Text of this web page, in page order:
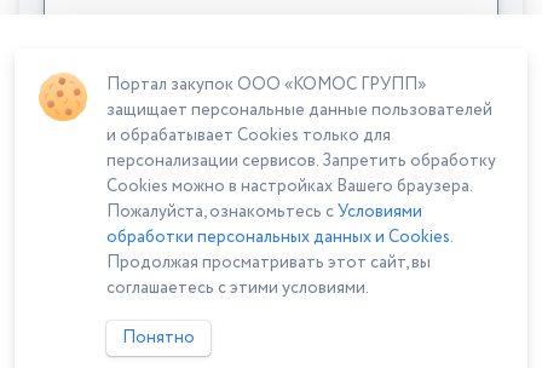
Сумма лота: 852 500,00 ₽
Портал закупок ООО «КОМОС ГРУПП»
защищает персональные данные пользователей
и обрабатывает Cookies только для
персонализации сервисов. Запретить обработку
Cookies можно в настройках Вашего браузера.
Пожалуйста, ознакомьтесь сУсловиями
обработки персональных данных и Cookies.
Продолжая просматривать этот сайт, вы
соглашаетесь с этими условиями.
Понятно